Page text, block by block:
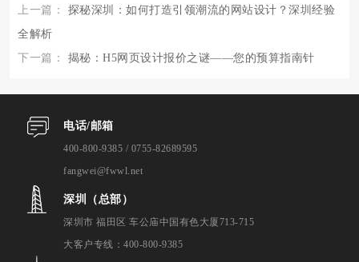
上一篇： 探秘深圳：如何打造引领潮流的网站设计？深圳经验
全解析
下一篇： 揭秘：H5网页设计报价之谜——您的预算指南针
电话/邮箱
400-800-9385 / 0755-82689595
fangwei@fwwl.net
深圳（总部）
深圳市 福田区 车公庙中国有色大厦713-715
大客户专线：400-800-9385